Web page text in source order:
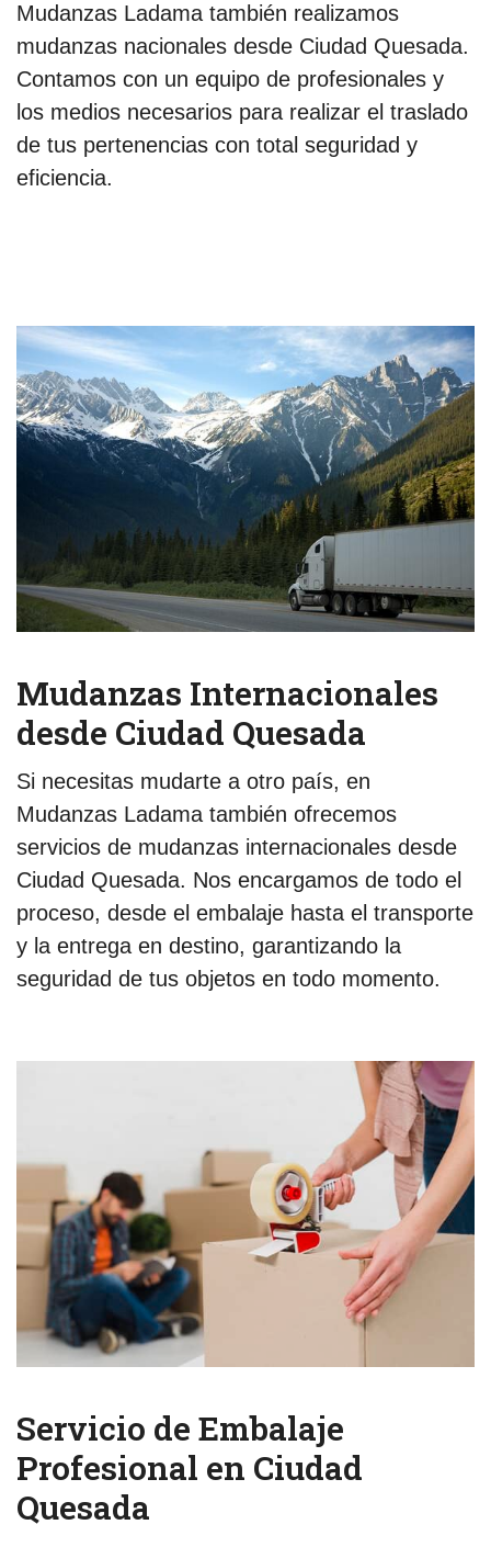
Mudanzas Ladama también realizamos
mudanzas nacionales desde Ciudad Quesada.
Contamos con un equipo de profesionales y
los medios necesarios para realizar el traslado
de tus pertenencias con total seguridad y
eficiencia.
Mudanzas Internacionales
desde Ciudad Quesada
Si necesitas mudarte a otro país, en
Mudanzas Ladama también ofrecemos
servicios de mudanzas internacionales desde
Ciudad Quesada. Nos encargamos de todo el
proceso, desde el embalaje hasta el transporte
y la entrega en destino, garantizando la
seguridad de tus objetos en todo momento.
Servicio de Embalaje
Profesional en Ciudad
Quesada